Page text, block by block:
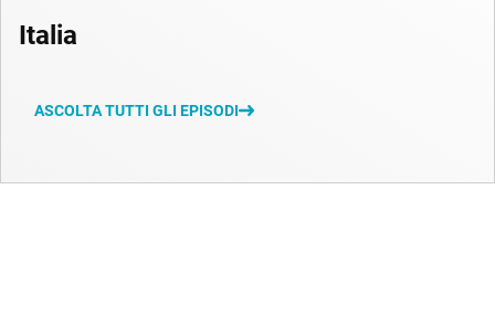
Italia
ASCOLTA TUTTI GLI EPISODI